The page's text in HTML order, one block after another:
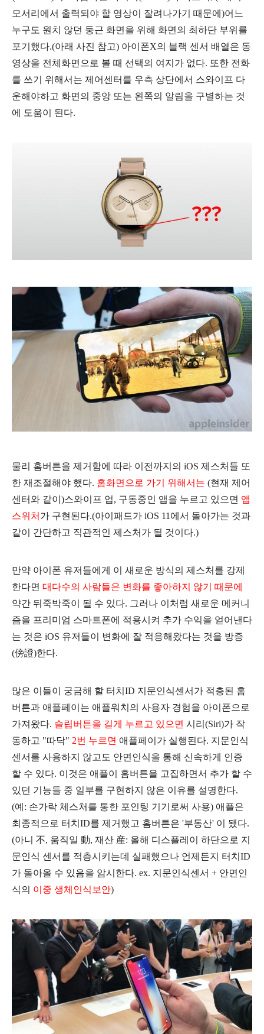
모서리에서 출력되야 할 영상이 잘려나가기 때문에)어느
누구도 원치 않던 둥근 화면을 위해 화면의 최하단 부위를
포기했다.(아래 사진 참고) 아이폰X의 블랙 센서 배열은 동
영상을 전체화면으로 볼 때 선택의 여지가 없다. 또한 전화
를 쓰기 위해서는 제어센터를 우측 상단에서 스와이프 다
운해야하고 화면의 중앙 또는 왼쪽의 알림을 구별하는 것
에 도움이 된다.
물리 홈버튼을 제거함에 따라 이전까지의 iOS 제스처들 또
한 재조절해야 했다. 홈화면으로 가기 위해서는 (현재 제어
센터와 같이)스와이프 업, 구동중인 앱을 누르고 있으면 앱
스위처 가 구현된다.(아이패드가 iOS 11에서 돌아가는 것과
같이 간단하고 직관적인 제스처가 될 것이다.)
만약 아이폰 유저들에게 이 새로운 방식의 제스처를 강제
한다면 대다수의 사람들은 변화를 좋아하지 않기 때문에
약간 뒤죽박죽이 될 수 있다. 그러나 이처럼 새로운 메커니
즘을 프리미엄 스마트폰에 적용시켜 추가 수익을 얻어낸다
는 것은 iOS 유저들이 변화에 잘 적응해왔다는 것을 방증
(傍證)한다.
많은 이들이 궁금해 할 터치ID 지문인식센서가 적층된 홈
버튼과 애플페이는 애플워치의 사용자 경험을 아이폰으로
가져왔다. 슬립버튼을 길게 누르고 있으면 시리(Siri)가 작
동하고 "따닥" 2번 누르면 애플페이가 실행된다. 지문인식
센서를 사용하지 않고도 안면인식을 통해 신속하게 인증
할 수 있다. 이것은 애플이 홈버튼을 고집하면서 추가 할 수
있던 기능들 중 일부를 구현하지 않은 이유를 설명한다.
(예: 손가락 체스처를 통한 포인팅 기기로써 사용) 애플은
최종적으로 터치ID를 제거했고 홈버튼은 '부동산' 이 됐다.
(아니 不, 움직일 動, 재산 産: 올해 디스플레이 하단으로 지
문인식 센서를 적층시키는데 실패했으나 언제든지 터치ID
가 돌아올 수 있음을 암시한다. ex. 지문인식센서 + 안면인
식의 이중 생체인식보안)